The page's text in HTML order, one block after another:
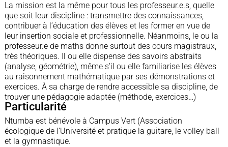
La mission est la même pour tous les professeur.e.s, quelle
que soit leur discipline : transmettre des connaissances,
contribuer à l’éducation des élèves et les former en vue de
leur insertion sociale et professionnelle. Néanmoins, le ou la
professeur.e de maths donne surtout des cours magistraux,
très théoriques. Il ou elle dispense des savoirs abstraits
(analyse, géométrie), même s’il ou elle familiarise les élèves
au raisonnement mathématique par ses démonstrations et
exercices. À sa charge de rendre accessible sa discipline, de
trouver une pédagogie adaptée (méthode, exercices…)
Particularité
Ntumba est bénévole à Campus Vert (Association
écologique de l’Université et pratique la guitare, le volley ball
et la gymnastique.